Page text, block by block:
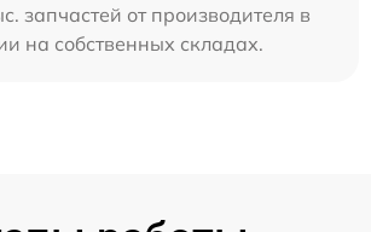
запчастей от производителя в
на собственных складах.